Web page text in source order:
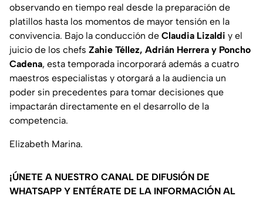
observando en tiempo real desde la preparación de
platillos hasta los momentos de mayor tensión en la
convivencia. Bajo la conducción de Claudia Lizaldi y el
juicio de los chefs Zahie Téllez, Adrián Herrera y Poncho
Cadena, esta temporada incorporará además a cuatro
maestros especialistas y otorgará a la audiencia un
poder sin precedentes para tomar decisiones que
impactarán directamente en el desarrollo de la
competencia.
Elizabeth Marina.
¡ÚNETE A NUESTRO CANAL DE DIFUSIÓN DE
WHATSAPP Y ENTÉRATE DE LA INFORMACIÓN AL